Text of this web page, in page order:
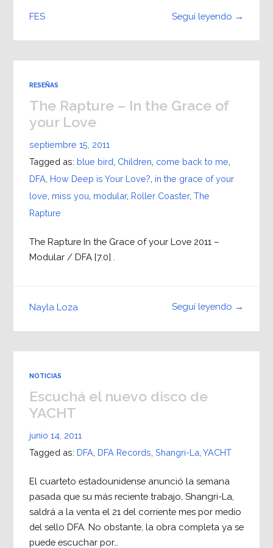
Seguí leyendo →
FES
RESEÑAS
The Rapture – In the Grace of
your Love
septiembre 15, 2011
Tagged as: blue bird Children come back to me
DFA How Deep is Your Love? in the grace of your
love miss you modular, Roller Coaster, The
Rapture
The Rapture In the Grace of your Love 2011 –
Modular / DFA [7.0] .
Seguí leyendo →
Nayla Loza
NOTICIAS
Escuchá el nuevo disco de
YACHT
junio 14, 2011
Tagged as: DFA DFA Records Shangri-La YACHT
El cuarteto estadounidense anunció la semana
pasada que su más reciente trabajo, Shangri-La,
saldrá a la venta el 21 del corriente mes por medio
del sello DFA. No obstante, la obra completa ya se
puede escuchar por…